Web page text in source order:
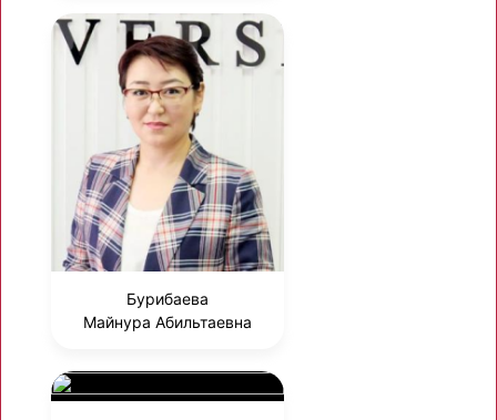
Бурибаева
Майнура Абильтаевна